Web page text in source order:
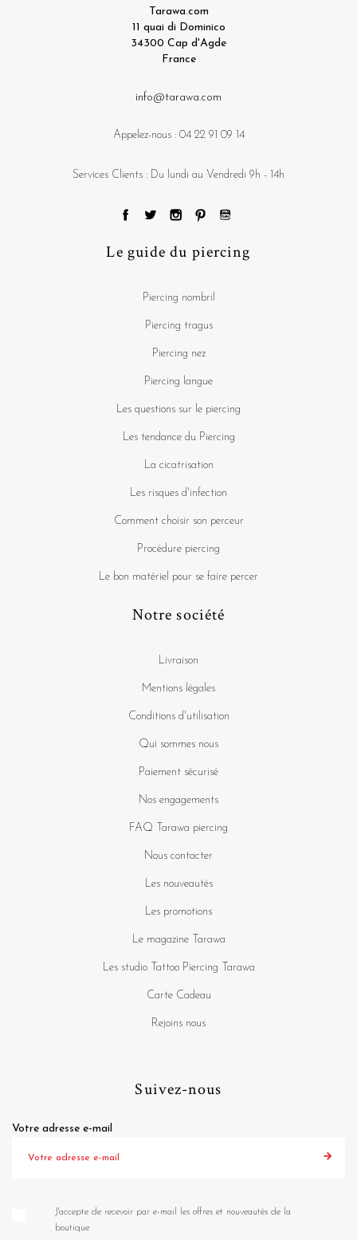
Tarawa.com
11 quai di Dominico
34300 Cap d'Agde
France
info@tarawa.com
Appelez-nous : 04 22 91 09 14
Services Clients : Du lundi au Vendredi 9h - 14h
Le guide du piercing
Piercing nombril
Piercing tragus
Piercing nez
Piercing langue
Les questions sur le piercing
Les tendance du Piercing
La cicatrisation
Les risques d'infection
Comment choisir son perceur
Procédure piercing
Le bon matériel pour se faire percer
Notre société
Livraison
Mentions légales
Conditions d'utilisation
Qui sommes nous
Paiement sécurisé
Nos engagements
FAQ Tarawa piercing
Nous contacter
Les nouveautés
Les promotions
Le magazine Tarawa
Les studio Tattoo Piercing Tarawa
Carte Cadeau
Rejoins nous
Suivez-nous
Votre adresse e-mail
J'accepte de recevoir par e-mail les offres et nouveautés de la
boutique